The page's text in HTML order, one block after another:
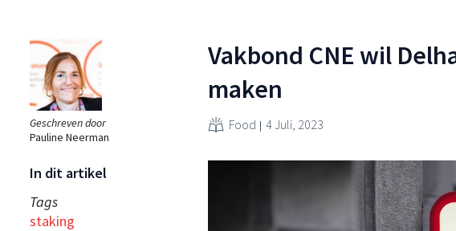
Geschreven door
Pauline Neerman
In dit artikel
Tags
staking
Vakbond CNE wil
maken
Food 4 Juli, 2023